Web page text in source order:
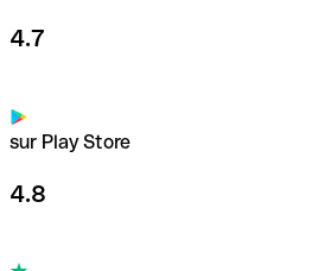
4.7
sur Play Store
4.8